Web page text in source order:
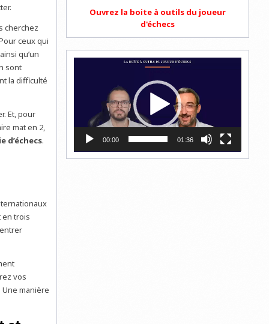
cherchez
ceux qui
qu’un
sont
la difficulté
Et, pour
mat en 2,
d’échecs.
en trois
vos
Une manière
Ouvrez la boite à outils du joueur
d'échecs
00:00 01:36